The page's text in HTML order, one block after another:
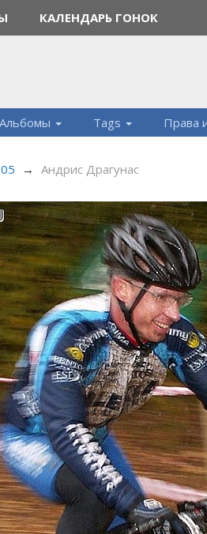
КАЛЕНДАРЬ ГОНОК
Альбомы Tags Права
→ Андрис Драгунас